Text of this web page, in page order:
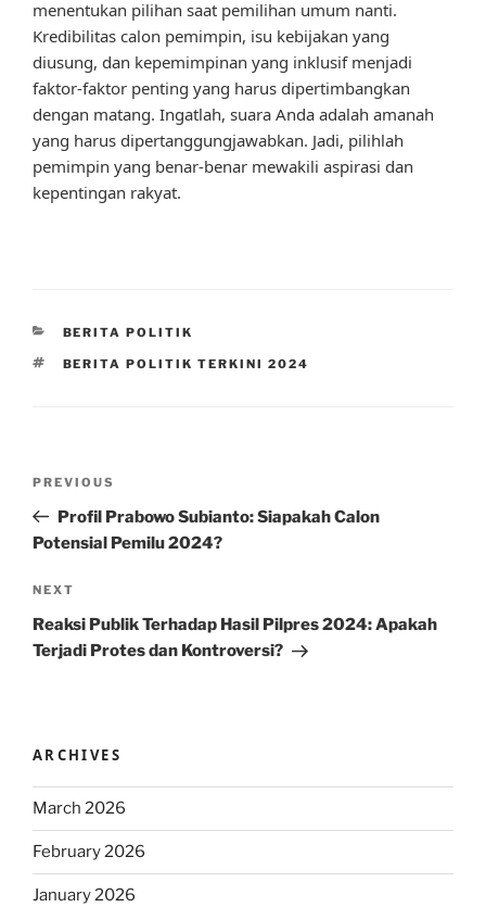
menentukan pilihan saat pemilihan umum nanti.
Kredibilitas calon pemimpin, isu kebijakan yang
diusung, dan kepemimpinan yang inklusif menjadi
faktor-faktor penting yang harus dipertimbangkan
dengan matang. Ingatlah, suara Anda adalah amanah
yang harus dipertanggungjawabkan. Jadi, pilihlah
pemimpin yang benar-benar mewakili aspirasi dan
kepentingan rakyat.
CATEGORIES
BERITA POLITIK
TAGS
BERITA POLITIK TERKINI 2024
Previous
Post
PREVIOUS
Profil Prabowo Subianto: Siapakah Calon
Potensial Pemilu 2024?
Next
Post
NEXT
Reaksi Publik Terhadap Hasil Pilpres 2024: Apakah
Terjadi Protes dan Kontroversi?
ARCHIVES
March 2026
February 2026
January 2026